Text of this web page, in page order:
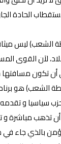
الحادة
الشعب) ليس
لآن القوى
أن تكون
الشعب) هو
سياسيا و
أن تذهب مباشرة
بالذي جاء في